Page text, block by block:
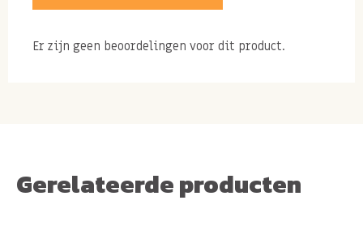
Er zijn geen beoordelingen voor dit product.
Gerelateerde producten